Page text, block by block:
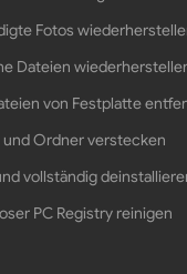
Fotos
Dateien
von Festplatte
und Ordner verstecken
vollständig
PC Registry reinigen